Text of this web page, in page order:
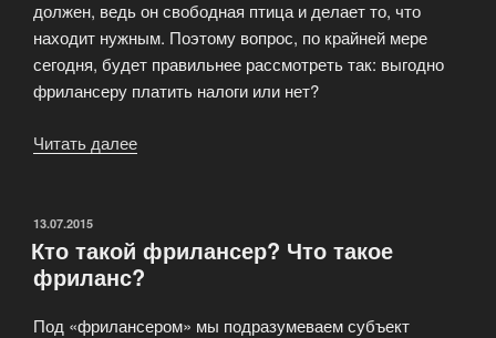
должен, ведь он свободная птица и делает то, что
находит нужным. Поэтому вопрос, по крайней мере
сегодня, будет правильнее рассмотреть так: выгодно
фрилансеру платить налоги или нет?
Читать далее
ОПУБЛИКОВАНО
13.07.2015
Кто такой фрилансер? Что такое
фриланс?
Под «фрилансером» мы подразумеваем субъект